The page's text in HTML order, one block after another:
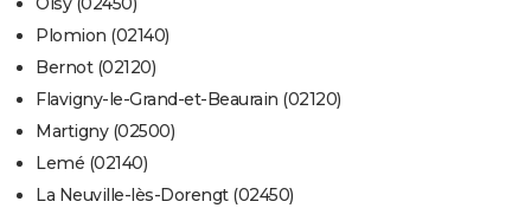
Plomion (02140)
Bernot (02120)
Flavigny-le-Grand-et-Beaurain (02120)
Martigny (02500)
Lemé (02140)
La Neuville-lès-Dorengt (02450)